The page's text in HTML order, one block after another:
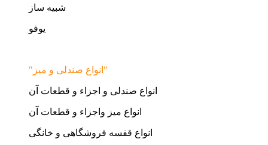
شبیه ساز
یوفو
"انواع صندلی و میز"
انواع صندلی و اجزاء و قطعات آن
انواع میز واجزاء و قطعات آن
انواع قفسه فروشگاهی و خانگی